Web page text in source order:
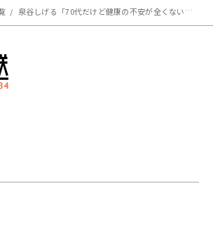
泉谷しげる「70代だけど健康の不安が全くない！！」